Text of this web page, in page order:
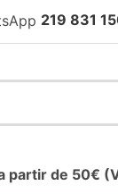
219 831
partir de 50€